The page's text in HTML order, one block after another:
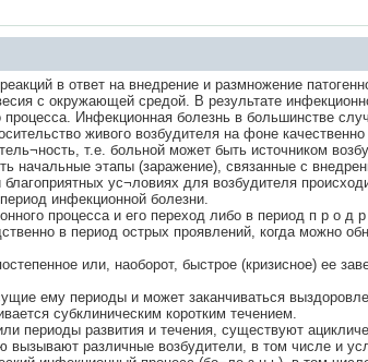
в ответ на внедрение и размножение
с окружающей средой. В результате
Инфекционная болезнь в большинстве
живого возбудителя на фоне
т.е. больной может быть источником
начальные этапы (заражение), связанные с
ус¬ловиях для возбудителя
инфекционной болезни.
процесса и его переход либо в период п р о
в период острых проявлений, когда можно
или, наоборот, быстрое (кризисное) ее
ему периоды и может заканчиваться
субклиническим коротким течением.
периоды развития и течения, существуют
различные возбудители, в том числе и